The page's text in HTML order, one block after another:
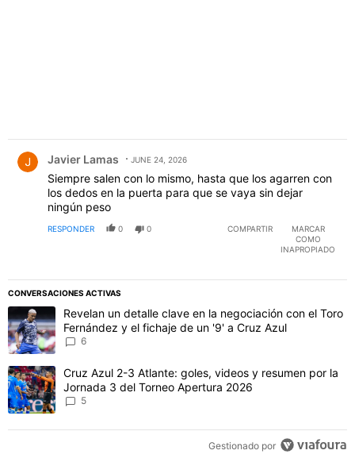
Javier Lamas JUNE 24, 2026
Siempre salen con lo mismo, hasta que los agarren con
los dedos en la puerta para que se vaya sin dejar
ningún peso
RESPONDER 0 0 COMPARTIR
MARCAR
COMO
INAPROPIADO
CONVERSACIONES ACTIVAS
Este listado muestra los artículos con más comentarios en los
Un artículo de tendencia con el título "Revelan un detalle clave
Revelan un detalle clave en la negociación con el Toro
Fernández y el fichaje de un '9' a Cruz Azul
6
Un artículo de tendencia con el título "Cruz Azul 2-3 Atlante:
Cruz Azul 2-3 Atlante: goles, videos y resumen por la
Jornada 3 del Torneo Apertura 2026
5
Gestionado por